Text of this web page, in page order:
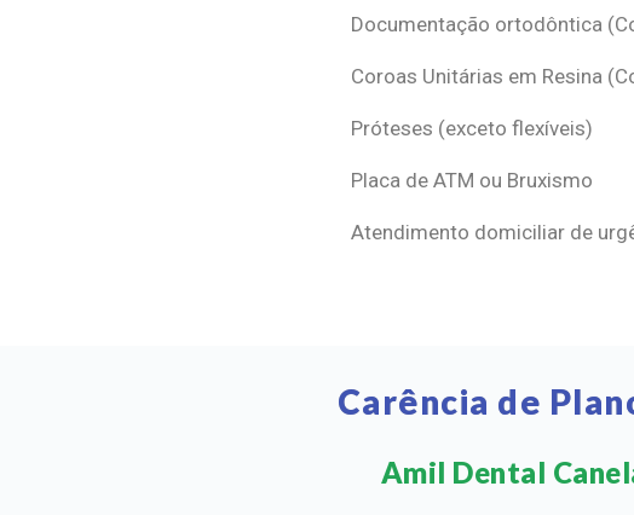
Documentação ortodôntica
Coroas Unitárias em Resina
Próteses (exceto flexíveis)
Placa de ATM ou Bruxismo
Atendimento domiciliar de
Carência de
Amil Dental